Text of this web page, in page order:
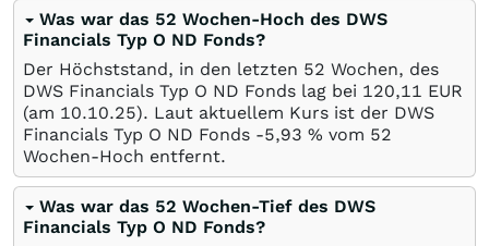
Was war das 52 Wochen-Hoch des DWS
Financials Typ O ND Fonds?
Der Höchststand, in den letzten 52 Wochen, des
DWS Financials Typ O ND Fonds lag bei 120,11 EUR
(am 10.10.25). Laut aktuellem Kurs ist der DWS
Financials Typ O ND Fonds -5,93 % vom 52
Wochen-Hoch entfernt.
Was war das 52 Wochen-Tief des DWS
Financials Typ O ND Fonds?